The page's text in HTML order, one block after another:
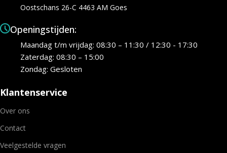
Oostschans 26-C 4463 AM Goes
Openingstijden:
Maandag t/m vrijdag: 08:30 – 11:30 / 12:30 - 17:30
Zaterdag: 08:30 – 15:00
Zondag: Gesloten
Klantenservice
Over ons
Contact
Veelgestelde vragen